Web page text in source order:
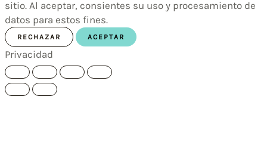
sitio. Al aceptar, consientes su uso y procesamiento de
datos para estos fines.
RECHAZAR ACEPTAR
Privacidad